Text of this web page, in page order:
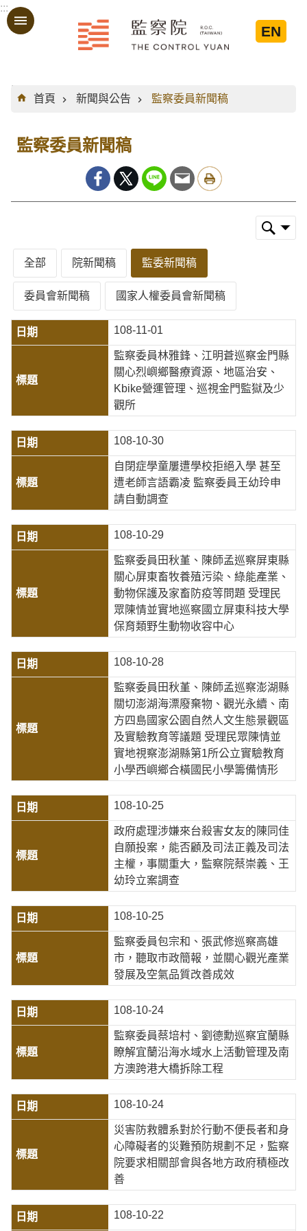
跳到主要內容區塊
:::
EN
:::
首頁
新聞與公告 監察委員新聞稿
監察委員新聞稿
全部 院新聞稿 監委新聞稿
委員會新聞稿 國家人權委員會新聞稿
108-11-01
監察委員林雅鋒、江明蒼巡察金門縣
關心烈嶼鄉醫療資源、地區治安、
Kbike營運管理、巡視金門監獄及少
觀所
108-10-30
自閉症學童屢遭學校拒絕入學 甚至
遭老師言語霸凌 監察委員王幼玲申
請自動調查
108-10-29
監察委員田秋堇、陳師孟巡察屏東縣
關心屏東畜牧養殖污染、綠能產業、
動物保護及家畜防疫等問題 受理民
眾陳情並實地巡察國立屏東科技大學
保育類野生動物收容中心
108-10-28
監察委員田秋堇、陳師孟巡察澎湖縣
關切澎湖海漂廢棄物、觀光永續、南
方四島國家公園自然人文生態景觀區
及實驗教育等議題 受理民眾陳情並
實地視察澎湖縣第1所公立實驗教育
小學西嶼鄉合橫國民小學籌備情形
108-10-25
政府處理涉嫌來台殺害女友的陳同佳
自願投案，能否顧及司法正義及司法
主權，事關重大，監察院蔡崇義、王
幼玲立案調查
108-10-25
監察委員包宗和、張武修巡察高雄
市，聽取市政簡報，並關心觀光產業
發展及空氣品質改善成效
108-10-24
監察委員蔡培村、劉德勳巡察宜蘭縣
瞭解宜蘭沿海水域水上活動管理及南
方澳跨港大橋拆除工程
108-10-24
災害防救體系對於行動不便長者和身
心障礙者的災難預防規劃不足，監察
院要求相關部會與各地方政府積極改
善
108-10-22